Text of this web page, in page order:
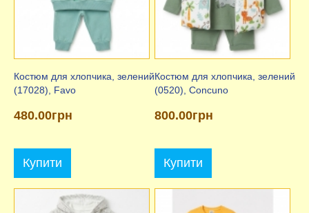
Костюм для хлопчика, зелений
(17028), Favo
480.00грн
Купити
Костюм для хлопчика, зелений
(0520), Concuno
800.00грн
Купити